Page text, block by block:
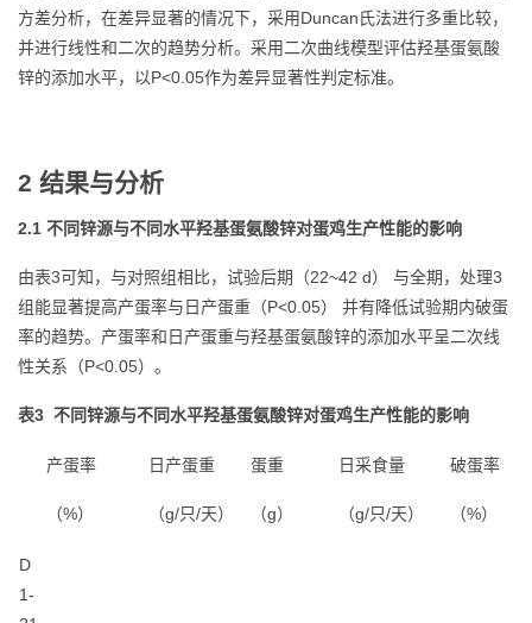
方差分析，在差异显著的情况下，采用Duncan氏法进行多重比较，
并进行线性和二次的趋势分析。采用二次曲线模型评估羟基蛋氨酸
锌的添加水平，以P<0.05作为差异显著性判定标准。
2 结果与分析
2.1 不同锌源与不同水平羟基蛋氨酸锌对蛋鸡生产性能的影响
由表3可知，与对照组相比，试验后期（22~42 d） 与全期，处理3
组能显著提高产蛋率与日产蛋重（P<0.05） 并有降低试验期内破蛋
率的趋势。产蛋率和日产蛋重与羟基蛋氨酸锌的添加水平呈二次线
性关系（P<0.05）。
表3 不同锌源与不同水平羟基蛋氨酸锌对蛋鸡生产性能的影响
产蛋率
（%）
日产蛋重
（g/只/天）
蛋重
（g）
日采食量
（g/只/天）
破蛋率
（%）
D
1-